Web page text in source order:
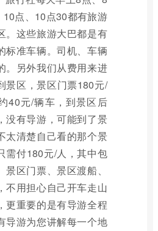
10点、10点30都有旅游
。这些旅游大巴都是有
标准车辆。司机、车辆
。另外我们从费用来进
景区，景区门票180元/
40元/辆车，到景区后
没有导游，可能到了景
太清楚自己看的那个景
需付180元/人，其中包
区门票、景区渡船、
不用担心自己开车走山
更重要的是有导游全程
导游为您讲解每一个地